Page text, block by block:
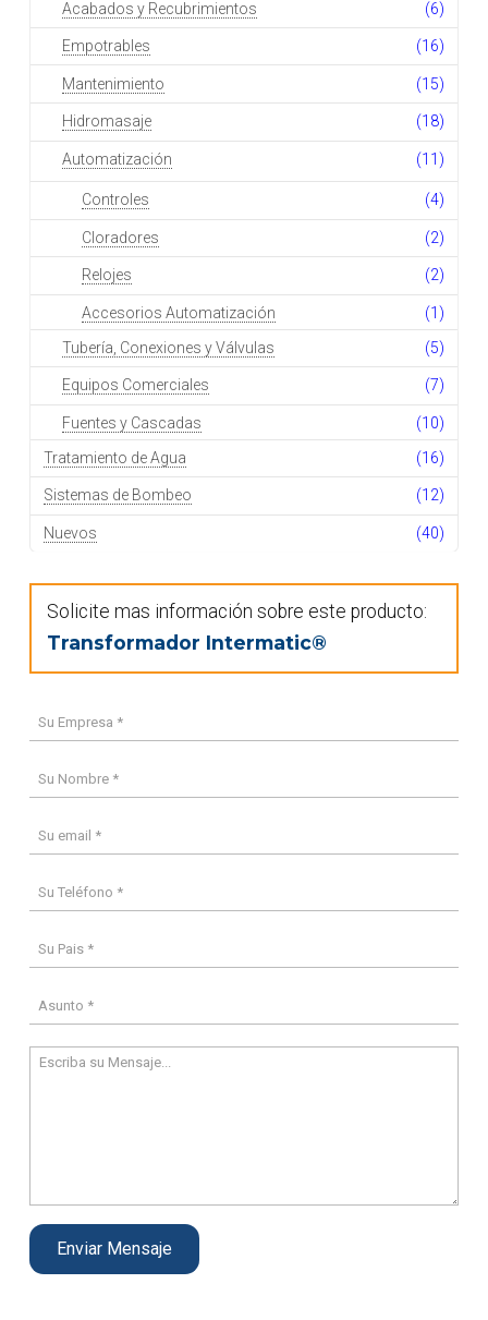
Acabados y Recubrimientos (6)
Empotrables (16)
Mantenimiento (15)
Hidromasaje (18)
Automatización (11)
Controles (4)
Cloradores (2)
Relojes (2)
Accesorios Automatización
(1)
Tubería, Conexiones y Válvulas
(5)
Equipos Comerciales (7)
Fuentes y Cascadas
(10)
Tratamiento de Agua
(16)
Sistemas de Bombeo (12)
Nuevos (40)
Solicite mas información sobre este producto:
Transformador Intermatic®